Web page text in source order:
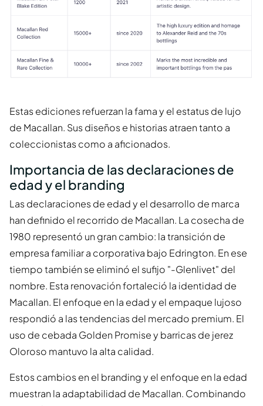
Estas ediciones refuerzan la fama y el estatus de lujo
de Macallan. Sus diseños e historias atraen tanto a
coleccionistas como a aficionados.
Importancia de las declaraciones de
edad y el branding
Las declaraciones de edad y el desarrollo de marca
han definido el recorrido de Macallan. La cosecha de
1980 representó un gran cambio: la transición de
empresa familiar a corporativa bajo Edrington. En ese
tiempo también se eliminó el sufijo "-Glenlivet" del
nombre. Esta renovación fortaleció la identidad de
Macallan. El enfoque en la edad y el empaque lujoso
respondió a las tendencias del mercado premium. El
uso de cebada Golden Promise y barricas de jerez
Oloroso mantuvo la alta calidad.
Estos cambios en el branding y el enfoque en la edad
muestran la adaptabilidad de Macallan. Combinando